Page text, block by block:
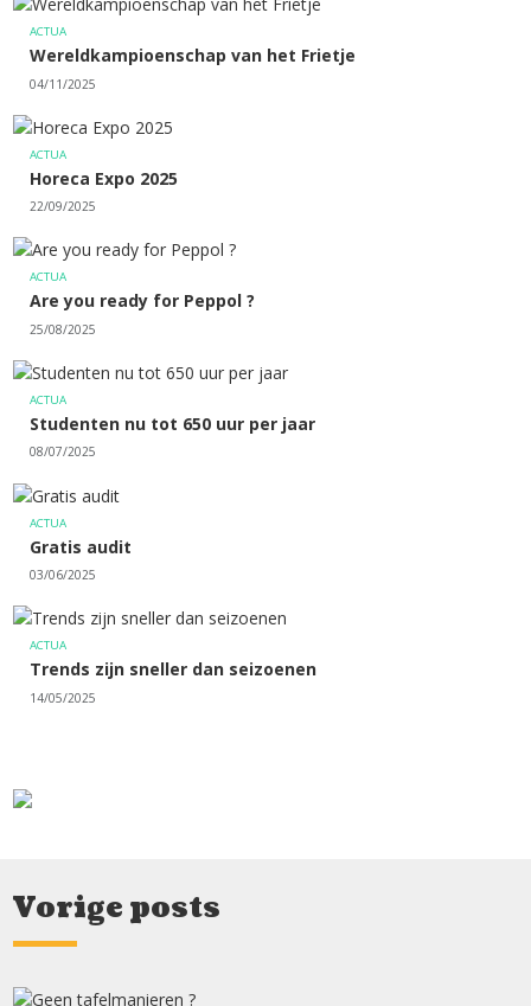
ACTUA
Wereldkampioenschap van het Frietje
04/11/2025
ACTUA
Horeca Expo 2025
22/09/2025
ACTUA
Are you ready for Peppol ?
25/08/2025
ACTUA
Studenten nu tot 650 uur per jaar
08/07/2025
ACTUA
Gratis audit
03/06/2025
ACTUA
Trends zijn sneller dan seizoenen
14/05/2025
Vorige posts